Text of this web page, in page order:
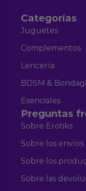
Categorías
Juguetes
Complementos
Lencería
BDSM &
Esenciales
Preguntas
Sobre Erotiks
Sobre los envíos
Sobre los
Sobre las